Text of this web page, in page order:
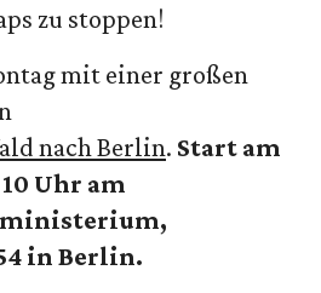
zu stoppen!
mit einer großen
nach Berlin. Start am
Uhr am
in Berlin.